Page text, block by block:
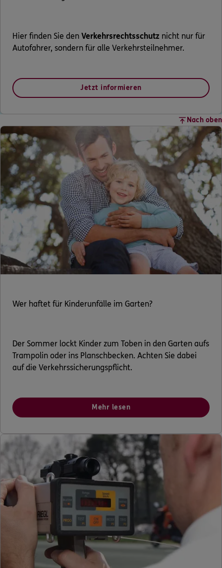
Hier finden Sie den Verkehrsrechtsschutz nicht nur für
Autofahrer, sondern für alle Verkehrsteilnehmer.
Jetzt informieren
Nach oben
Wer haftet für Kinderunfälle im Garten?
Der Sommer lockt Kinder zum Toben in den Garten aufs
Trampolin oder ins Planschbecken. Achten Sie dabei
auf die Verkehrssicherungspflicht.
Mehr lesen